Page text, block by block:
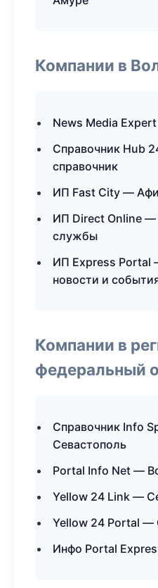
Компании в
News Media
Справочник Hub
справочник
ИП Fast City —
ИП Direct Online
службы
ИП Express Portal
новости и
Компании в
федеральный
Справочник Info
Севастополь
Portal Info Net —
Yellow 24 Link —
Yellow 24 Portal
Инфо Portal